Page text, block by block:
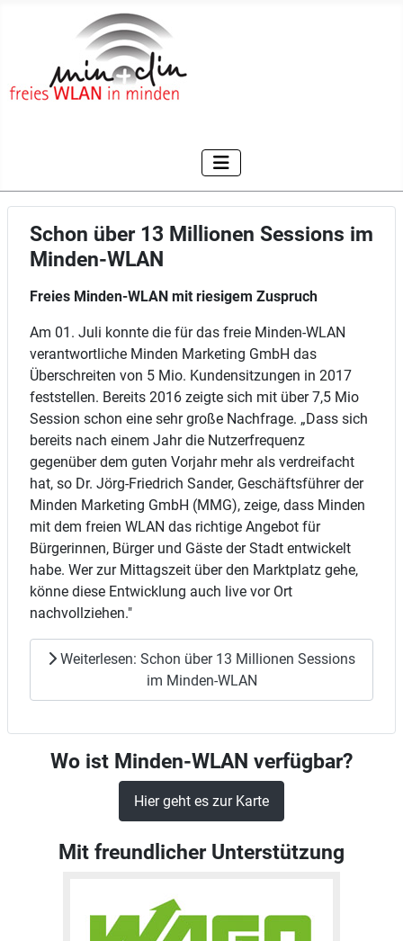
Schon über 13 Millionen Sessions im
Minden-WLAN
Freies Minden-WLAN mit riesigem Zuspruch
Am 01. Juli konnte die für das freie Minden-WLAN
verantwortliche Minden Marketing GmbH das
Überschreiten von 5 Mio. Kundensitzungen in 2017
feststellen. Bereits 2016 zeigte sich mit über 7,5 Mio
Session schon eine sehr große Nachfrage. „Dass sich
bereits nach einem Jahr die Nutzerfrequenz
gegenüber dem guten Vorjahr mehr als verdreifacht
hat, so Dr. Jörg-Friedrich Sander, Geschäftsführer der
Minden Marketing GmbH (MMG), zeige, dass Minden
mit dem freien WLAN das richtige Angebot für
Bürgerinnen, Bürger und Gäste der Stadt entwickelt
habe. Wer zur Mittagszeit über den Marktplatz gehe,
könne diese Entwicklung auch live vor Ort
nachvollziehen."
Weiterlesen: Schon über 13 Millionen Sessions
im Minden-WLAN
Wo ist Minden-WLAN verfügbar?
Hier geht es zur Karte
Mit freundlicher Unterstützung